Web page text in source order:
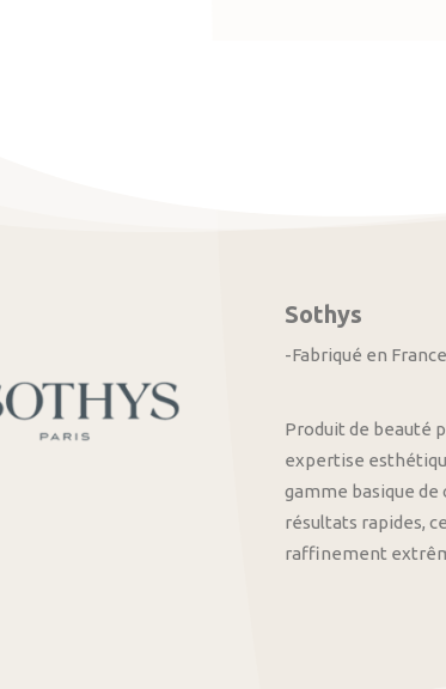
Sothys
-Fabriqué en
Produit de beauté
expertise
gamme basique
résultats rapides,
raffinement